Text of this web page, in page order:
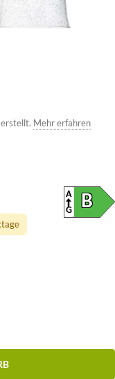
Mehr erfahren
A
G
B